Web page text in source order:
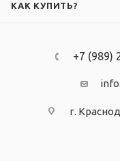
КАК КУПИТЬ?
+7 (989)
г.